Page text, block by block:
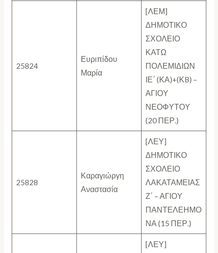
25824
Ευριπίδου
Μαρία
[ΛΕΜ]
ΔΗΜΟΤΙΚΟ
ΣΧΟΛΕΙΟ
ΚΑΤΩ
ΠΟΛΕΜΙΔΙΩΝ
ΙΕ΄ (ΚΑ)+(ΚB) –
ΑΓΙΟΥ
ΝΕΟΦΥΤΟΥ
(20 ΠΕΡ.)
25828
Καραγιώργη
Αναστασία
[ΛΕΥ]
ΔΗΜΟΤΙΚΟ
ΣΧΟΛΕΙΟ
ΛΑΚΑΤΑΜΕΙΑΣ
Ζ΄ – ΑΓΙΟΥ
ΠΑΝΤΕΛΕΗΜΟ
ΝΑ (15 ΠΕΡ.)
[ΛΕΥ]